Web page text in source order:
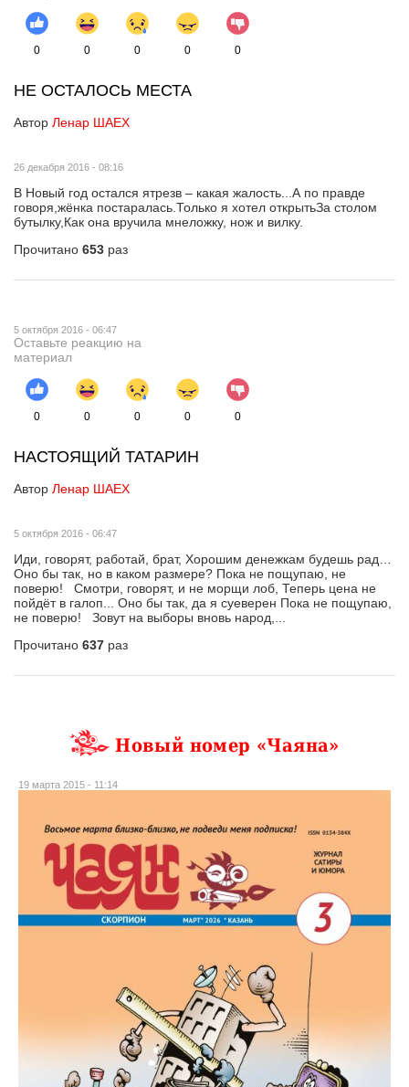
0 0 0 0 0
НЕ ОСТАЛОСЬ МЕСТА
Автор Ленар ШАЕХ
26 декабря 2016 - 08:16
В Новый год остался ятрезв – какая жалость...А по правде
говоря,жёнка постаралась.Только я хотел открытьЗа столом
бутылку,Как она вручила мнеложку, нож и вилку.
Прочитано 653 раз
5 октября 2016 - 06:47
Оставьте реакцию на
материал
0 0 0 0 0
НАСТОЯЩИЙ ТАТАРИН
Автор Ленар ШАЕХ
5 октября 2016 - 06:47
Иди, говорят, работай, брат, Хорошим денежкам будешь рад…
Оно бы так, но в каком размере? Пока не пощупаю, не
поверю! Смотри, говорят, и не морщи лоб, Теперь цена не
пойдёт в галоп... Оно бы так, да я суеверен Пока не пощупаю,
не поверю! Зовут на выборы вновь народ,...
Прочитано 637 раз
Новый номер «Чаяна»
19 марта 2015 - 11:14